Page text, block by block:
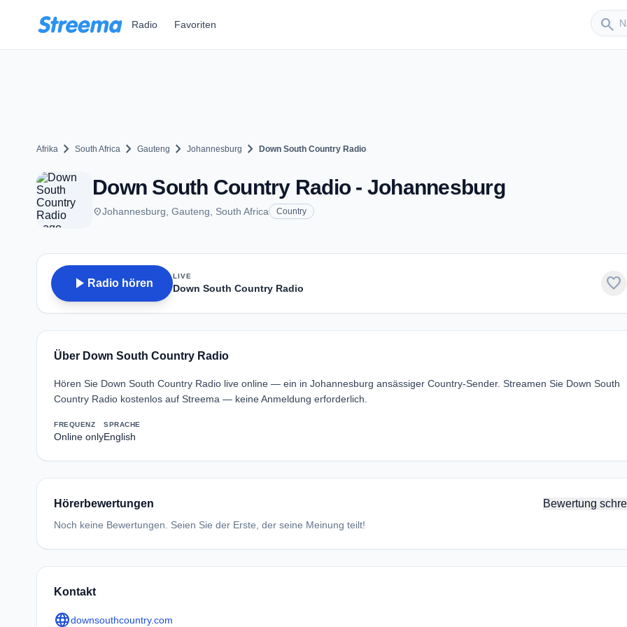
Radio Favoriten search
Afrika chevron_right South Africa chevron_right Gauteng chevron_right Johannesburg chevron_right Down South Country Radio
Down South Country Radio - Johannesburg
placeJohannesburg, Gauteng, South Africa Country
play_arrow Radio hören
LIVE
Down South Country Radio favorite
Über Down South Country Radio
Hören Sie Down South Country Radio live online — ein in Johannesburg ansässiger Country-Sender. Streamen Sie Down South
Country Radio kostenlos auf Streema — keine Anmeldung erforderlich.
FREQUENZ
Online only
SPRACHE
English
Hörerbewertungen Bewertung
Noch keine Bewertungen. Seien Sie der Erste, der seine Meinung teilt!
Kontakt
languagedownsouthcountry.com